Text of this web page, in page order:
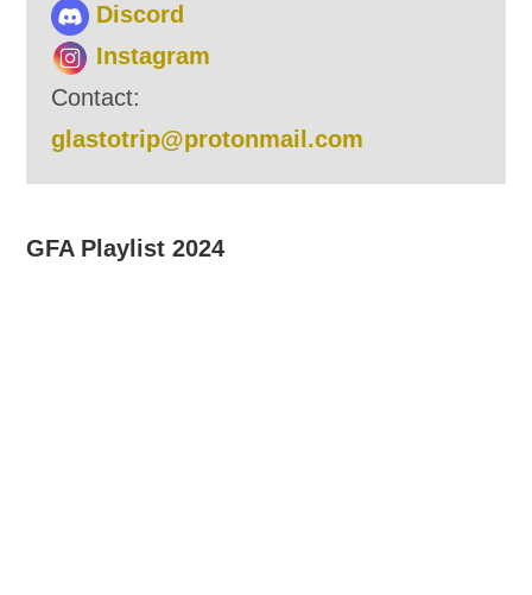
Discord
Instagram
Contact:
glastotrip@protonmail.com
GFA Playlist 2024